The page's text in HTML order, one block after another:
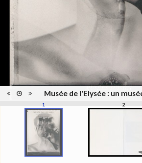
Musée de l'Elysée : un
1 2
pages
Langues
ISBN/ISSN
ISBN 3908184665